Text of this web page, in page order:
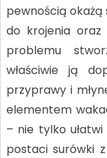
pewnością okażą
do krojenia
problemu
właściwie ją
przyprawy i
elementem
– nie tylko
postaci surówki